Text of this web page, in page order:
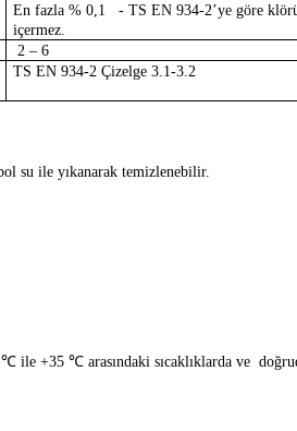
En fazla % 0,1 - TS EN 934-2’ye göre
içermez.
2 – 6
TS EN 934-2 Çizelge 3.1-3.2
su ile yıkanarak temizlenebilir.
℃ ile +35 ℃ arasındaki sıcaklıklarda ve